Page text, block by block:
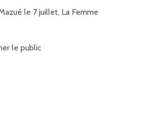
le 7 juillet, La Femme
le public